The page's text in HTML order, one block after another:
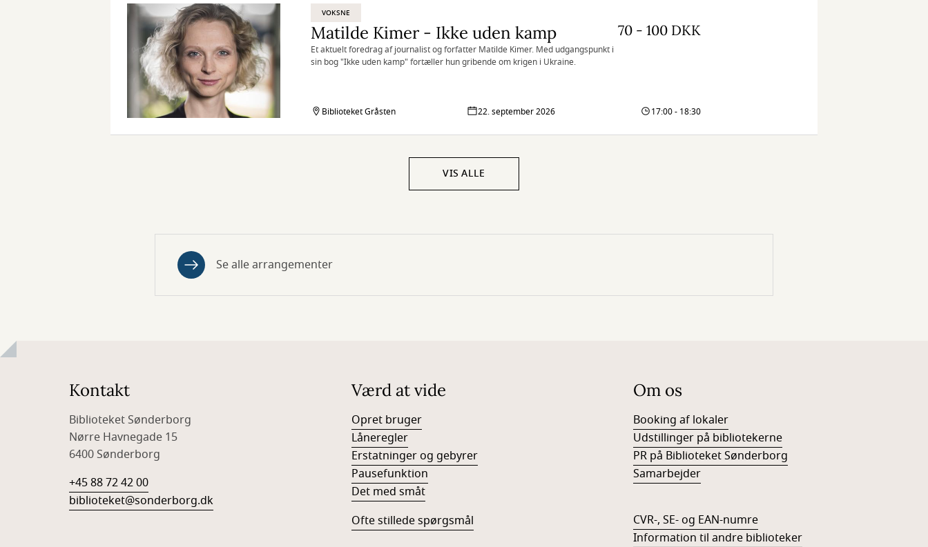
VOKSNE
Matilde Kimer - Ikke uden kamp
Et aktuelt foredrag af journalist og forfatter Matilde Kimer. Med udgangspunkt i
sin bog "Ikke uden kamp" fortæller hun gribende om krigen i Ukraine.
70 - 100 DKK
Biblioteket Gråsten 22. september 2026 17:00 - 18:30
VIS ALLE
Se alle arrangementer
Kontakt
Biblioteket Sønderborg
Nørre Havnegade 15
6400 Sønderborg
+45 88 72 42 00
biblioteket@sonderborg.dk
Værd at vide
Opret bruger
Låneregler
Erstatninger og gebyrer
Pausefunktion
Det med småt
Ofte stillede spørgsmål
Om os
Booking af lokaler
Udstillinger på bibliotekerne
PR på Biblioteket Sønderborg
Samarbejder
CVR-, SE- og EAN-numre
Information til andre biblioteker